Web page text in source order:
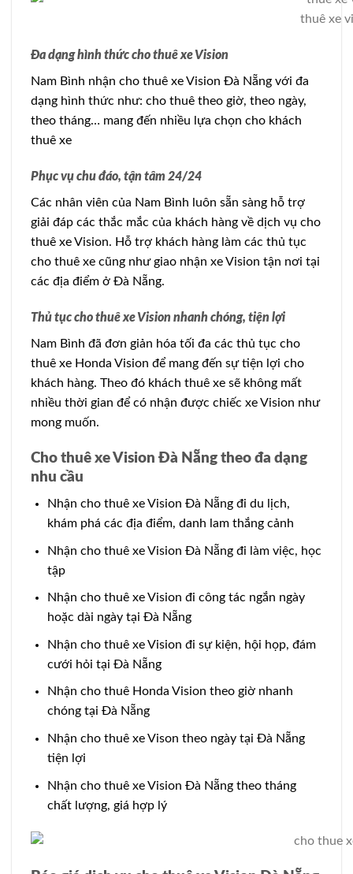
thuê xe
Đa dạng hình thức cho thuê xe Vision
Nam Bình nhận cho thuê xe Vision Đà Nẵng với đa
dạng hình thức như: cho thuê theo giờ, theo ngày,
theo tháng… mang đến nhiều lựa chọn cho khách
thuê xe
Phục vụ chu đáo, tận tâm 24/24
Các nhân viên của Nam Bình luôn sẵn sàng hỗ trợ
giải đáp các thắc mắc của khách hàng về dịch vụ cho
thuê xe Vision. Hỗ trợ khách hàng làm các thủ tục
cho thuê xe cũng như giao nhận xe Vision tận nơi tại
các địa điểm ở Đà Nẵng.
Thủ tục cho thuê xe Vision nhanh chóng, tiện lợi
Nam Bình đã đơn giản hóa tối đa các thủ tục cho
thuê xe Honda Vision để mang đến sự tiện lợi cho
khách hàng. Theo đó khách thuê xe sẽ không mất
nhiều thời gian để có nhận được chiếc xe Vision như
mong muốn.
Cho thuê xe Vision Đà Nẵng theo đa dạng
nhu cầu
Nhận cho thuê xe Vision Đà Nẵng đi du lịch,
khám phá các địa điểm, danh lam thắng cảnh
Nhận cho thuê xe Vision Đà Nẵng đi làm việc, học
tập
Nhận cho thuê xe Vision đi công tác ngắn ngày
hoặc dài ngày tại Đà Nẵng
Nhận cho thuê xe Vision đi sự kiện, hội họp, đám
cưới hỏi tại Đà Nẵng
Nhận cho thuê Honda Vision theo giờ nhanh
chóng tại Đà Nẵng
Nhận cho thuê xe Vison theo ngày tại Đà Nẵng
tiện lợi
Nhận cho thuê xe Vision Đà Nẵng theo tháng
chất lượng, giá hợp lý